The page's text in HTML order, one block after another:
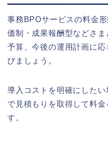
事務BPOサービスの料金
価制・成果報酬型などさ
予算、今後の運用計画に
びましょう。
導入コストを明確にした
で見積もりを取得して料
す。